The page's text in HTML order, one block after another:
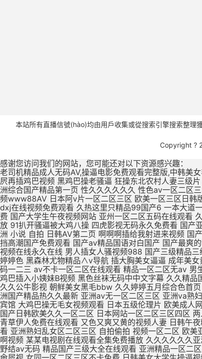
本站所有直播信號(hào)均由用戶收集或從搜索引擎搜索整
Copyright ?
感谢您访问我们的网站，您可能还对以下资源感兴趣：
老司机精品成人无码AV,操逼电影免费观看完整版,中韩美